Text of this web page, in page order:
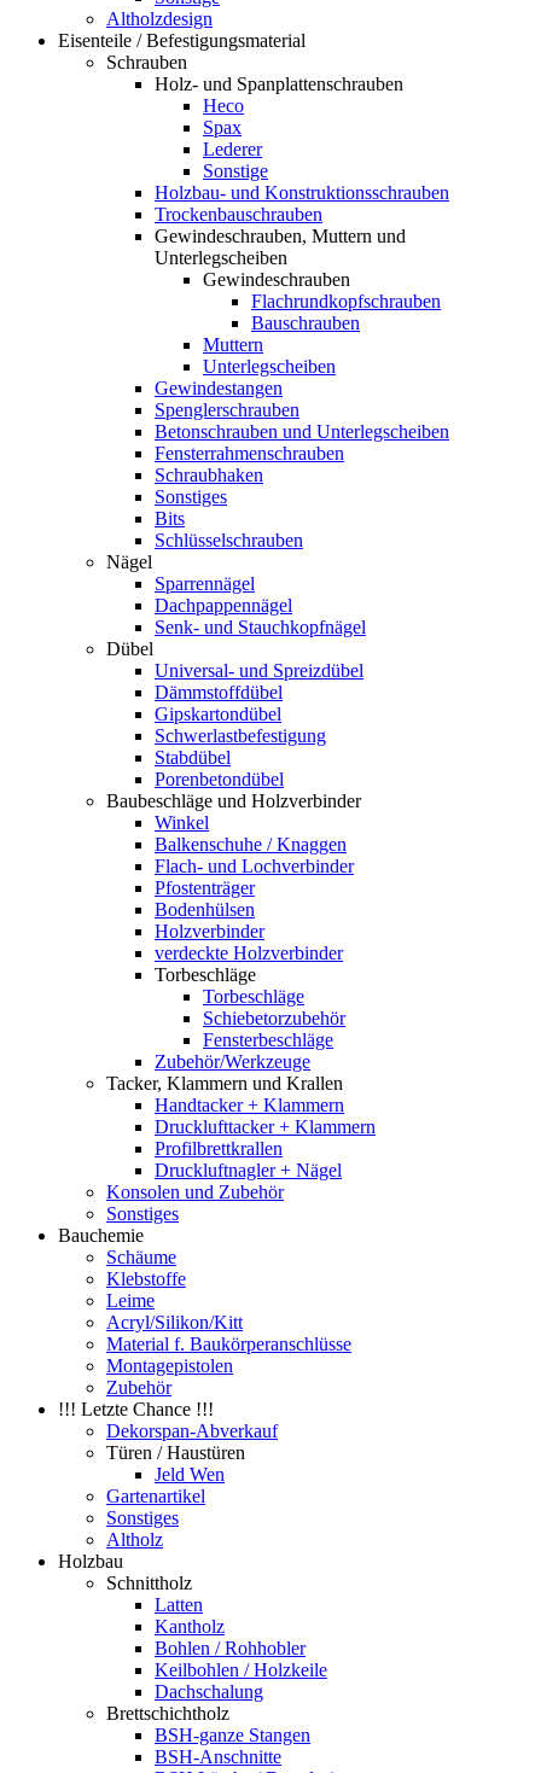
Altholzdesign
Eisenteile / Befestigungsmaterial
Schrauben
Holz- und Spanplattenschrauben
Heco
Spax
Lederer
Sonstige
Holzbau- und Konstruktionsschrauben
Trockenbauschrauben
Gewindeschrauben, Muttern und
Unterlegscheiben
Gewindeschrauben
Flachrundkopfschrauben
Bauschrauben
Muttern
Unterlegscheiben
Gewindestangen
Spenglerschrauben
Betonschrauben und Unterlegscheiben
Fensterrahmenschrauben
Schraubhaken
Sonstiges
Bits
Schlüsselschrauben
Nägel
Sparrennägel
Dachpappennägel
Senk- und Stauchkopfnägel
Dübel
Universal- und Spreizdübel
Dämmstoffdübel
Gipskartondübel
Schwerlastbefestigung
Stabdübel
Porenbetondübel
Baubeschläge und Holzverbinder
Winkel
Balkenschuhe / Knaggen
Flach- und Lochverbinder
Pfostenträger
Bodenhülsen
Holzverbinder
verdeckte Holzverbinder
Torbeschläge
Torbeschläge
Schiebetorzubehör
Fensterbeschläge
Zubehör/Werkzeuge
Tacker, Klammern und Krallen
Handtacker + Klammern
Drucklufttacker + Klammern
Profilbrettkrallen
Druckluftnagler + Nägel
Konsolen und Zubehör
Sonstiges
Bauchemie
Schäume
Klebstoffe
Leime
Acryl/Silikon/Kitt
Material f. Baukörperanschlüsse
Montagepistolen
Zubehör
!!! Letzte Chance !!!
Dekorspan-Abverkauf
Türen / Haustüren
Jeld Wen
Gartenartikel
Sonstiges
Altholz
Holzbau
Schnittholz
Latten
Kantholz
Bohlen / Rohhobler
Keilbohlen / Holzkeile
Dachschalung
Brettschichtholz
BSH-ganze Stangen
BSH-Anschnitte